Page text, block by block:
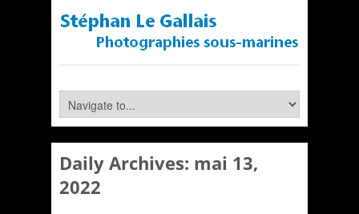
Daily Archives: mai 13,
2022